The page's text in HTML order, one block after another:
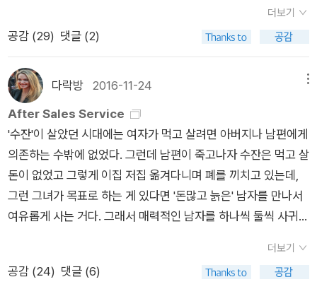
되 삶을 살아내는 존재들은 다정하게 감싸고 있었기 때문이었다.​​
누가 알고 있었을까 불안이 꽃을 피운다는 걸 / . . . . . . 흔들리면
서 일어나면서 / ​불안도 꽃인 것을 (<불안도 꽃> 중) ​5. 허수경
『누구도 기억하지 않는 역에서』 허수경 시인하면 늘 떠오르는 글
자가 '고독'이다. 시인이 죽기 2년 전에 출간되어서인지, 허 시인
이 독자들에게 보내는 작별 인사 같다는 느낌이 드는 시집이었다.
시인의 고독의 정수를 맛본 듯도 했다. 예전에 읽은 『혼자 가는 먼
집』 보다 훨씬 잘 읽혔고, 훨씬 저릿했다. 사람 간의 소통 불가를
꼬집는 시인의 서늘한 통찰이, 서늘한데 뭉클했던 것은, 나만 그
런 것이 아니고 당신들 역시 그러하다는 것을 알고 있다고 말해
주기 때문이었다. 잘 지내시길, 이 세계의 모든 섬에서 고독에게
시인과 달리 팝콘처럼 튀는 할머니 시인 김상순. 어미 김상순이
가지고 있는데, 언제나 그렇듯이 세상의 약자가 재주가 있다면 바
로 그 재주 때문에 인생 조지는 일이 벌어지고는 한다. 이때 솽하
이 현에 현장으로 부임한 욕심장이 마오즈란 인간이 소비에트가
무너지고 이에 따라 레닌의 동상이 러시아 곳곳에서 쓰러지며 모
스크바에서는 유지하는데 돈이 무척 많이 드는 레닌의 유해를 사
와서 솽하이 현을 지상 최고의 관광지역으로 만들고자 아이디어
를 내고, 이에 따른 자금을 만들기 위해 서우훠 마을 주민들에게
재주를 부리게 시켜 전국을 돌며 순회공연에 들어간다. 무차별로
쏟아지는 진지한 농담들이 읽는 재미는 물론이거니와 생각해볼
거리마저 건네주니 이 아니 좋을손가. 4. 토바이어스 울프, <올드
스쿨> 오, 이런 책 좋아한다. 세상에 이런 학교가 다 있다니.
명한 시인, 소설가, 극작가등을 초대해 강연회를 열고, 이때 최고
남은 한 사람이 ‘난자리‘의 공허함과 쓸쓸함에 잠못 이룰 것을 염
려한 다른 두 여인이 그 자리의 공백을 채워주러 밤이면 ˝두말없
가며 세상을 등졌고, 그때마다 세 여인은 ˝몇날 며칠˝을 같이 잤
다.위로의 말보다 더 큰 위로는 ‘같이 있어주기‘가 아닐까. ˝연속
‘내, 그 마음 안다‘를 별말없이 드러내는 정겨운 위로가 아니겠는
가. ‘너는 혼자가 아니야‘를 온몸으로 전하는 뭉클한 위로가 아니
겠는가.이 시를 읽으면서 나는 세 여인의 호들갑 떨지 않는 우정
이 참으로 부러웠다. 너에게 그런 사람이 있니 라고 묻기 전에 너
부터 그런 사람이 되어 보자라고 생각했다.덧붙여. 폴스타프님께
감사. 덕분에 미소를 잔뜩 짓게 하는 시집을 만났네요. ^^
시집 '빨강'을 읽고 감동으로 쓴 리뷰... 다시 읽어봐도 공감된다.h
못한 박성우 시집이 몇 권 있으니 조만간 다 소장해야겠다.뇌과학
자 책을 읽으면, 사람이 왜 웃는지 알게 될까?아니면, 웃는 연습
을 왜 해야 하는지 이해하게 될까? ^^웃는 연습에 실린 시 두 편
더 올린다. 꽃무늬 남방 -박성우- 시골집에 드니 노모는 없고새
빨간 장미꽃만 대문 타고 올라 피어 있다 어머니, 대문에 꽃무늬
남방 걸쳐놓고 어디 가셨어요? -웃는 연습, 44쪽, 창비- 솔잎
이 우리에게 봤지? 눈발을 받아내는 건 떡갈나무 이파리같이 넓
은 잎이 아니야 바늘 같은 것들이 모여 결국엔 거대한 눈발도 받
자두가 좋다. 어린 시절 마당에 자두나무도 있었는데. 그 자두나
무 때문에 나는 이런 시집을 그냥 지나칠 수 없다. 『자두나무 정류
장』이라니. 자두나무 정류장에서 봄이면 자두꽃이 피는 걸 보고
여름엔 자두가 무럭무럭 커가는 것도 보고 빨갛게 익어가는 것도
보고, 얼마나 좋을까. 시도 참 예쁘다. 정이 있는 마을, 혼자가 아
닌 함께 사는 마을, 그런 시골을 떠올린다. 달이 와서 내리는, 눈
이 별이 와서 내리는 정류장이니 깊은 밤 혼자 길을 걸어도 무섭
거나 외롭지 않겠다. 외딴 강마을자두나무 정류장에 비가 와서
내린다눈이 와서 내린다달이 와서 내린다별이 와서 내린다 나는
자주자주자두나무 정류장에 간다 비가 와도 가고눈이 와도 가고
달이 와도 가고별이 와도 간다 덜커덩덜커덩 왔는데 두근두근 바
짝 왔는데암도 없으면 서운하니까 비가 오면 비마중눈이 오면 눈
마중달이 오면 달마중별이 오면 별마중 간다 온다는 기별도 없
더보기
공감 (29) 댓글 (2)
다락방 2016-11-24
After Sales Service
'수잔'이 살았던 시대에는 여자가 먹고 살려면 아버지나 남편에게
의존하는 수밖에 없었다. 그런데 남편이 죽고나자 수잔은 먹고 살
돈이 없었고 그렇게 이집 저집 옮겨다니며 폐를 끼치고 있는데,
그런 그녀가 목표로 하는 게 있다면 '돈많고 늙은' 남자를 만나서
여유롭게 사는 거다. 그래서 매력적인 남자를 하나씩 둘씩 사귀면
그래서 돈 많은 남자와 결혼할 것을 강요한다. 딸은 엄마가 결혼
하라고 강요하는 남자가 멍청해서, 정말이지 너무나 멍청해서 싫
더보기
공감 (24) 댓글 (6)